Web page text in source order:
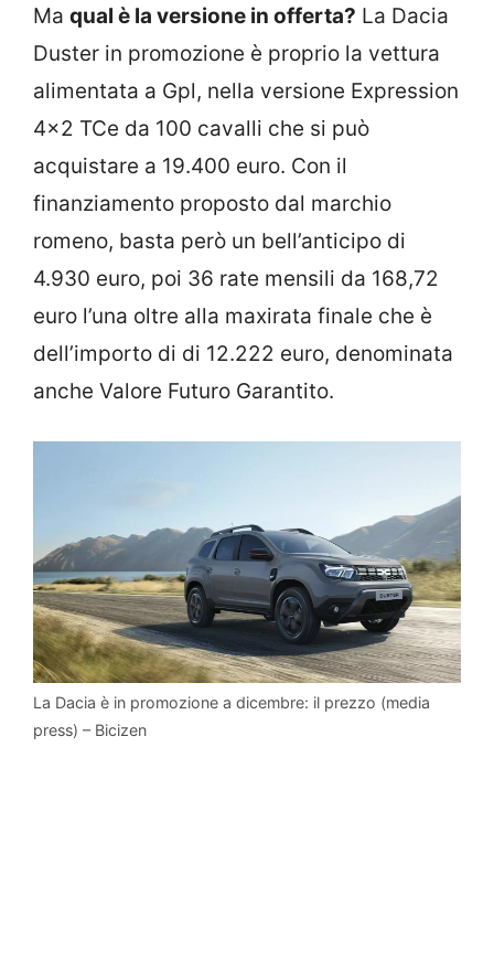
Ma qual è la versione in offerta? La Dacia
Duster in promozione è proprio la vettura
alimentata a Gpl, nella versione Expression
4×2 TCe da 100 cavalli che si può
acquistare a 19.400 euro. Con il
finanziamento proposto dal marchio
romeno, basta però un bell’anticipo di
4.930 euro, poi 36 rate mensili da 168,72
euro l’una oltre alla maxirata finale che è
dell’importo di di 12.222 euro, denominata
anche Valore Futuro Garantito.
La Dacia è in promozione a dicembre: il prezzo (media
press) – Bicizen